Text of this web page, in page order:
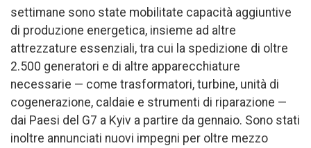
settimane sono state mobilitate capacità aggiuntive
di produzione energetica, insieme ad altre
attrezzature essenziali, tra cui la spedizione di oltre
2.500 generatori e di altre apparecchiature
necessarie — come trasformatori, turbine, unità di
cogenerazione, caldaie e strumenti di riparazione —
dai Paesi del G7 a Kyiv a partire da gennaio. Sono stati
inoltre annunciati nuovi impegni per oltre mezzo